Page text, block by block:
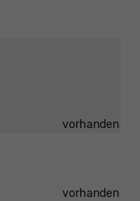
vorhanden
vorhanden